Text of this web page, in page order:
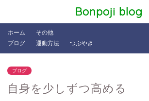
Bonpoji blog
ホーム
ブログ
その他
運動方法
つぶやき
ブログ
自身を少しずつ高める